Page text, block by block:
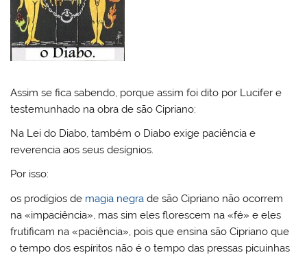
Assim se fica sabendo, porque assim foi dito por Lucifer e
testemunhado na obra de são Cipriano:
Na Lei do Diabo, também o Diabo exige paciência e
reverencia aos seus desígnios.
Por isso:
os prodígios de magia negra de são Cipriano não ocorrem
na «impaciência», mas sim eles florescem na «fé» e eles
frutificam na «paciência», pois que ensina são Cipriano que
o tempo dos espíritos não é o tempo das pressas picuinhas